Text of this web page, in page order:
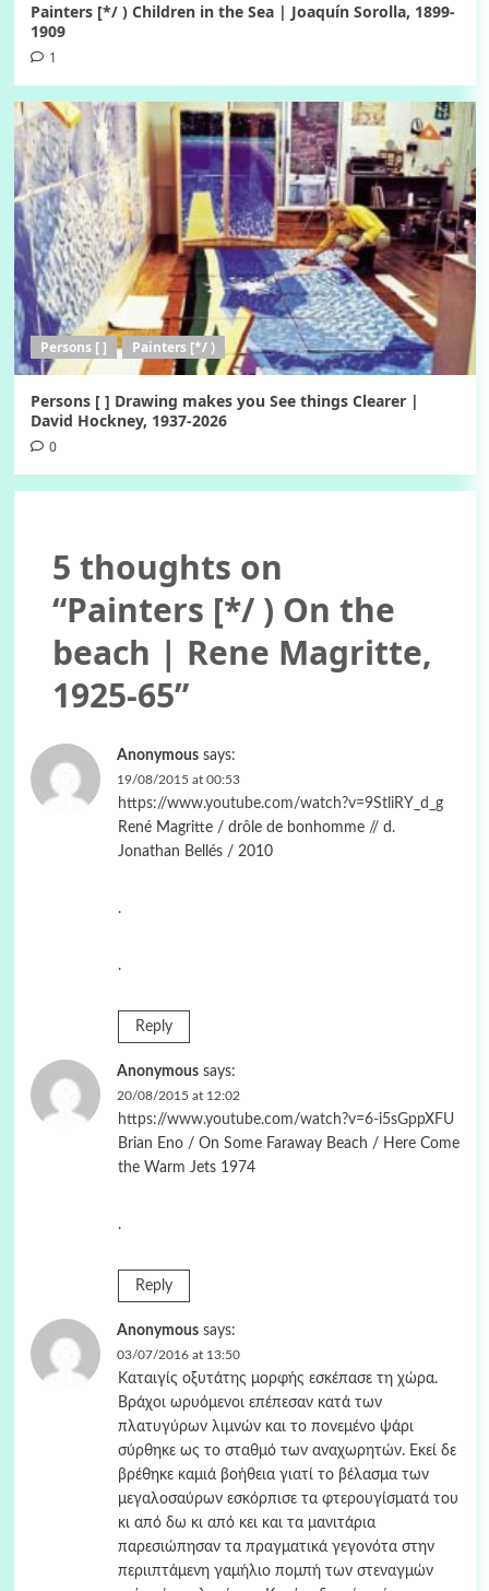
Painters [*/ ) Children in the Sea | Joaquín Sorolla, 1899-
1909
1
Persons [ ] Painters [*/ )
Persons [ ] Drawing makes you See things Clearer |
David Hockney, 1937-2026
0
5 thoughts on
“Painters [*/ ) On the
beach | Rene Magritte,
1925-65”
Anonymous says:
19/08/2015 at 00:53
https://www.youtube.com/watch?v=9StliRY_d_g
René Magritte / drôle de bonhomme // d.
Jonathan Bellés / 2010
.
.
Reply
Anonymous says:
20/08/2015 at 12:02
https://www.youtube.com/watch?v=6-i5sGppXFU
Brian Eno / On Some Faraway Beach / Here Come
the Warm Jets 1974
.
Reply
Anonymous says:
03/07/2016 at 13:50
Καταιγίς οξυτάτης μορφής εσκέπασε τη χώρα.
Βράχοι ωρυόμενοι επέπεσαν κατά των
πλατυγύρων λιμνών και το πονεμένο ψάρι
σύρθηκε ως το σταθμό των αναχωρητών. Εκεί δε
βρέθηκε καμιά βοήθεια γιατί το βέλασμα των
μεγαλοσαύρων εσκόρπισε τα φτερουγίσματά του
κι από δω κι από κει και τα μανιτάρια
παρεσιώπησαν τα πραγματικά γεγονότα στην
περιιπτάμενη γαμήλιο πομπή των στεναγμών